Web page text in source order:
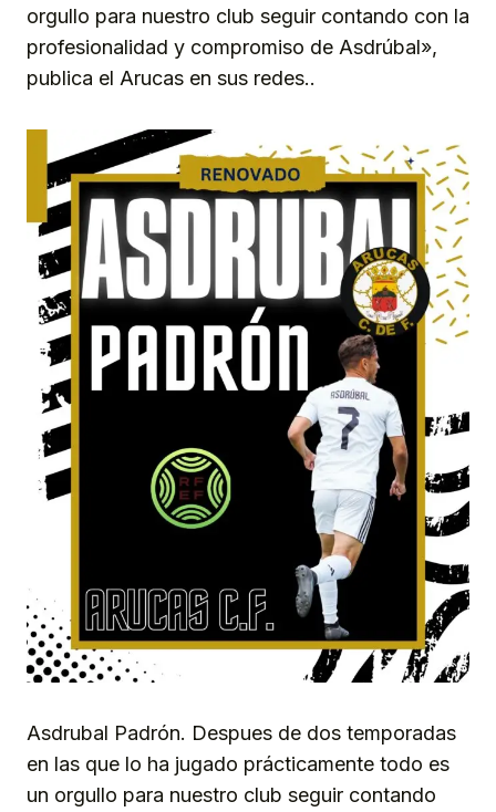
orgullo para nuestro club seguir contando con la
profesionalidad y compromiso de Asdrúbal»,
publica el Arucas en sus redes..
Asdrubal Padrón. Despues de dos temporadas
en las que lo ha jugado prácticamente todo es
un orgullo para nuestro club seguir contando